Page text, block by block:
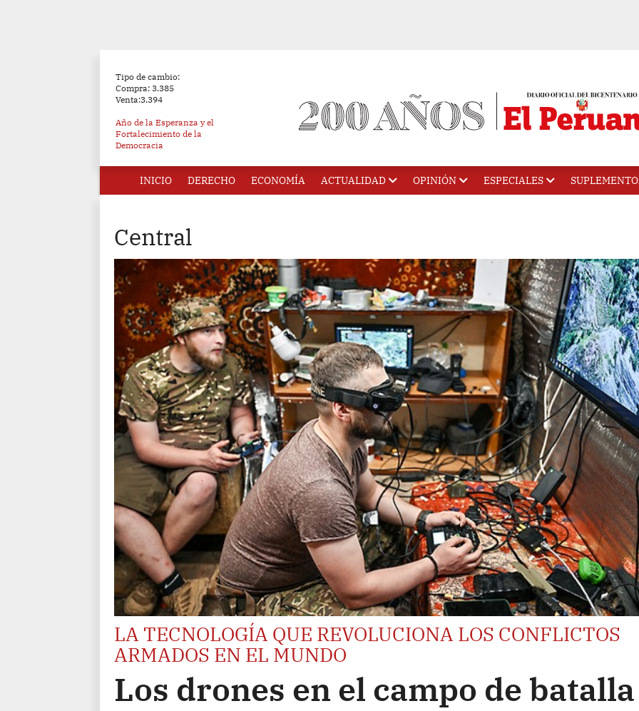
Tipo de cambio:
Compra: 3.385
Venta:3.394
Año de la Esperanza y el
Fortalecimiento de la
Democracia
INICIO DERECHO ECONOMÍA ACTUALIDAD OPINIÓN ESPECIALES
Central
LA TECNOLOGÍA QUE REVOLUCIONA LOS CONFLICTOS
ARMADOS EN EL MUNDO
Los drones en el campo de batalla